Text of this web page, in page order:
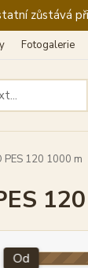
zůstává
Fotogalerie
PES 120 1000 m
Od